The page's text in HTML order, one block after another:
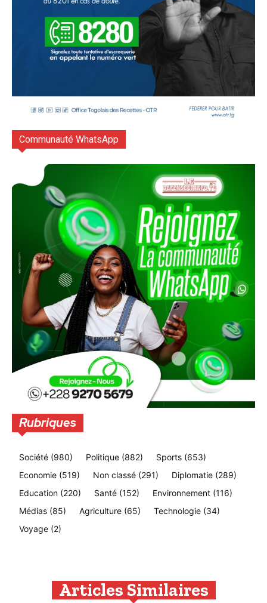
Communauté WhatsApp
Rubriques
Société (980) Politique (882) Sports (653)
Economie (519) Non classé (291) Diplomatie (289)
Education (220) Santé (152) Environnement (116)
Médias (85) Agriculture (65) Technologie (34)
Voyage (2)
Articles Similaires